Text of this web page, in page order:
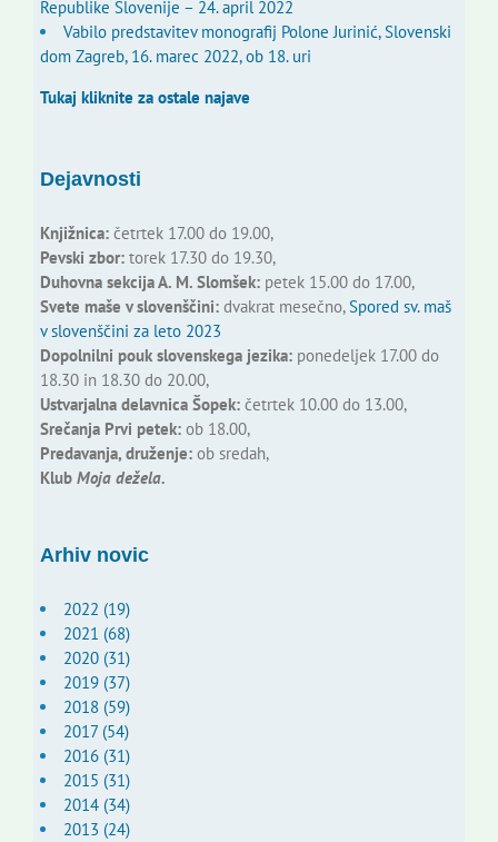
Republike Slovenije – 24. april 2022
Vabilo predstavitev monografij Polone Jurinić, Slovenski
dom Zagreb, 16. marec 2022, ob 18. uri
Tukaj kliknite za ostale najave
Dejavnosti
Knjižnica:četrtek 17.00 do 19.00,
Pevski zbor:torek 17.30 do 19.30,
Duhovna sekcija A. M. Slomšek:petek 15.00 do 17.00,
Svete maše v slovenščini:dvakrat mesečno,Spored sv. maš
v slovenščini za leto 2023
Dopolnilni pouk slovenskega jezika:ponedeljek 17.00 do
18.30 in 18.30 do 20.00,
Ustvarjalna delavnica Šopek:četrtek 10.00 do 13.00,
Srečanja Prvi petek:ob 18.00,
Predavanja, druženje:ob sredah,
Klub Moja dežela.
Arhiv novic
2022 (19)
2021 (68)
2020 (31)
2019 (37)
2018 (59)
2017 (54)
2016 (31)
2015 (31)
2014 (34)
2013 (24)